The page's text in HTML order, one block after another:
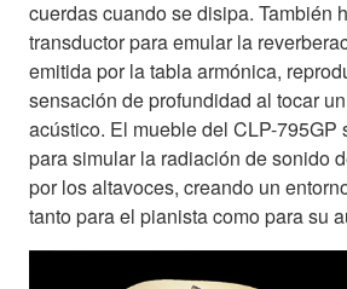
cuerdas cuando se disipa. También
transductor para emular la
emitida por la tabla armónica,
sensación de profundidad al tocar
acústico. El mueble del CLP-795GP
para simular la radiación de sonido
por los altavoces, creando un
tanto para el pianista como para su